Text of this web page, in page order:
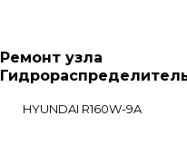
Ремонт узла
гидравлический
HYUNDAI R160W-9A